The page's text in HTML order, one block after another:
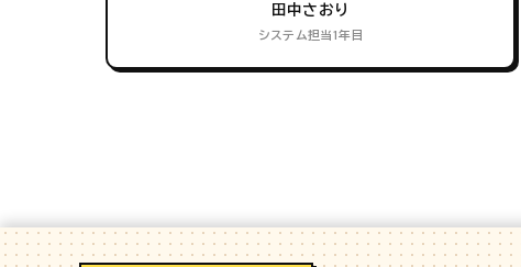
田中さおり
システム担当1年目